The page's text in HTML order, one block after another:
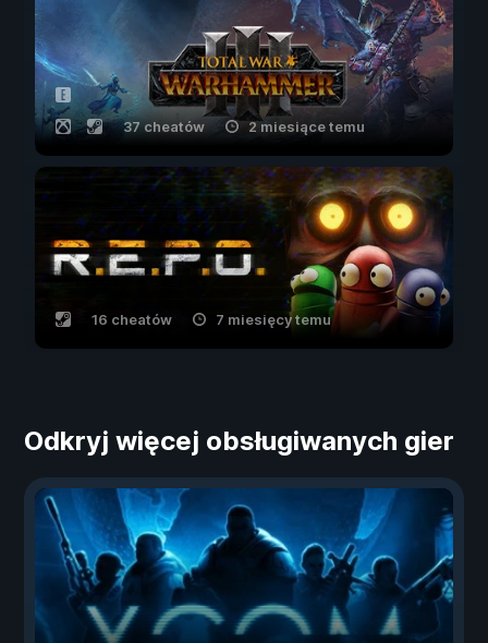
37 cheatów 2 miesiące temu
16 cheatów 7 miesięcy temu
Odkryj więcej obsługiwanych gier